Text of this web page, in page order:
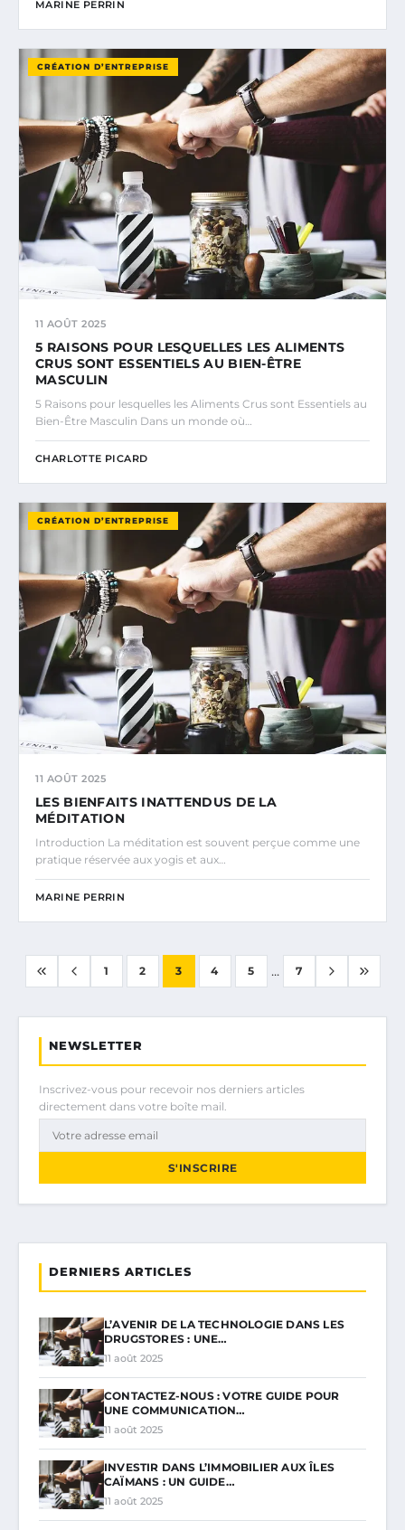
MARINE PERRIN
CRÉATION D’ENTREPRISE
11 AOÛT 2025
5 RAISONS POUR LESQUELLES LES ALIMENTS
CRUS SONT ESSENTIELS AU BIEN-ÊTRE
MASCULIN
5 Raisons pour lesquelles les Aliments Crus sont Essentiels au
Bien-Être Masculin Dans un monde où…
CHARLOTTE PICARD
CRÉATION D’ENTREPRISE
11 AOÛT 2025
LES BIENFAITS INATTENDUS DE LA
MÉDITATION
Introduction La méditation est souvent perçue comme une
pratique réservée aux yogis et aux…
MARINE PERRIN
1 2 3 4 5 ... 7
NEWSLETTER
Inscrivez-vous pour recevoir nos derniers articles
directement dans votre boîte mail.
S'INSCRIRE
DERNIERS ARTICLES
L’AVENIR DE LA TECHNOLOGIE DANS LES
DRUGSTORES : UNE…
11 août 2025
CONTACTEZ-NOUS : VOTRE GUIDE POUR
UNE COMMUNICATION…
11 août 2025
INVESTIR DANS L’IMMOBILIER AUX ÎLES
CAÏMANS : UN GUIDE…
11 août 2025